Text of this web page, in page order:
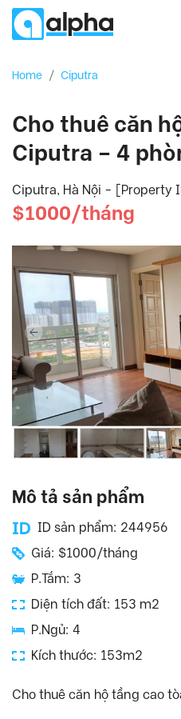
Home / Ciputra
Cho thuê căn
Ciputra – 4
Ciputra, Hà Nội - [Property
$1000/tháng
Mô tả sản phẩm
ID sản phẩm: 244956
Giá: $1000/tháng
P.Tắm: 3
Diện tích đất: 153 m2
P.Ngủ: 4
Kích thước: 153m2
Cho thuê căn hộ tầng cao